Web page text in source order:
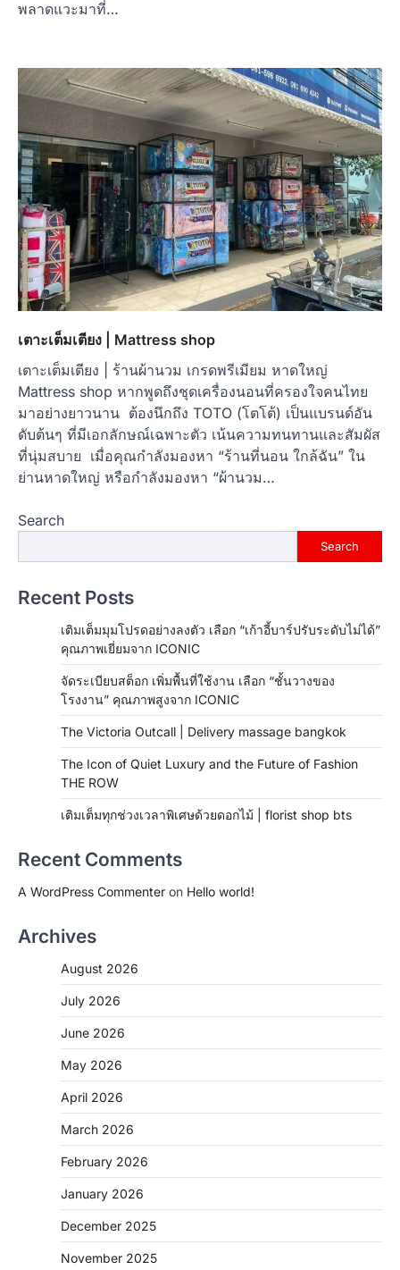
พลาดแวะมาที่…
เตาะเต็มเตียง | Mattress shop
เตาะเต็มเตียง | ร้านผ้านวม เกรดพรีเมียม หาดใหญ่
Mattress shop หากพูดถึงชุดเครื่องนอนที่ครองใจคนไทย
มาอย่างยาวนาน ต้องนึกถึง TOTO (โตโต้) เป็นแบรนด์อัน
ดับต้นๆ ที่มีเอกลักษณ์เฉพาะตัว เน้นความทนทานและสัมผัส
ที่นุ่มสบาย เมื่อคุณกำลังมองหา “ร้านที่นอน ใกล้ฉัน” ใน
ย่านหาดใหญ่ หรือกำลังมองหา “ผ้านวม…
Search
Search
Recent Posts
เติมเต็มมุมโปรดอย่างลงตัว เลือก “เก้าอี้บาร์ปรับระดับไม่ได้”
คุณภาพเยี่ยมจาก ICONIC
จัดระเบียบสต็อก เพิ่มพื้นที่ใช้งาน เลือก “ชั้นวางของ
โรงงาน” คุณภาพสูงจาก ICONIC
The Victoria Outcall | Delivery massage bangkok
The Icon of Quiet Luxury and the Future of Fashion
THE ROW
เติมเต็มทุกช่วงเวลาพิเศษด้วยดอกไม้ | florist shop bts
Recent Comments
A WordPress Commenter on Hello world!
Archives
August 2026
July 2026
June 2026
May 2026
April 2026
March 2026
February 2026
January 2026
December 2025
November 2025